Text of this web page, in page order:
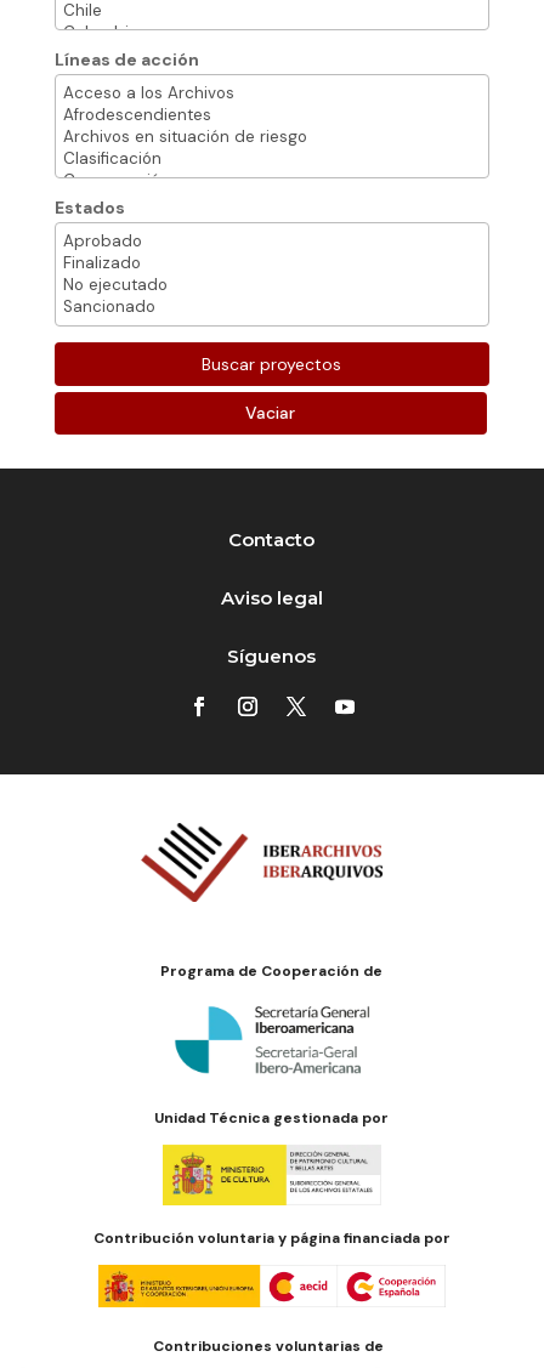
Líneas de acción
Estados
Vaciar
Contacto
Aviso legal
Síguenos
Programa de Cooperación de
Unidad Técnica gestionada por
Contribución voluntaria y página financiada por
Contribuciones voluntarias de